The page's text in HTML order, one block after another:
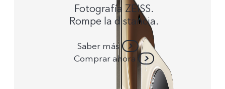
Fotografía ZEISS.
Rompe la distancia.
Saber más
Comprar ahora